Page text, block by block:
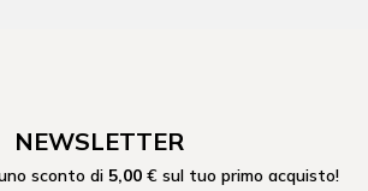
NEWSLETTER
sconto di 5,00€ sul tuo primo acquisto!